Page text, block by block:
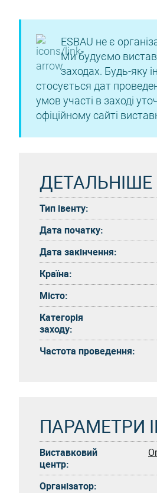
ESBAU не є
Ми будуємо
заходах. Будь-яку
стосується дат
умов участі в заході
офіційному сайті
ДЕТАЛЬНІШЕ
Тип івенту:
Дата початку:
Дата закінчення:
Країна:
Місто:
Категорія
заходу:
Частота проведення:
ПАРАМЕТРИ
Виставковий
центр:
Організатор: